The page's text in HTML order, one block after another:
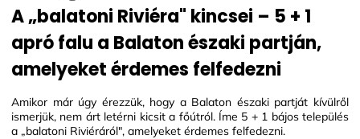
A „balatoni Riviéra" kincsei – 5 + 1
apró falu a Balaton északi partján,
amelyeket érdemes felfedezni
Amikor már úgy érezzük, hogy a Balaton északi partját kívülről
ismerjük, nem árt letérni kicsit a főútról. Íme 5 + 1 bájos település
a „balatoni Riviéráról", amelyeket érdemes felfedezni.